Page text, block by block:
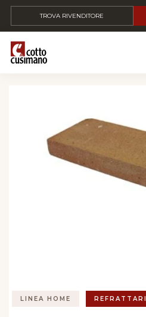
TROVA RIVENDITORE
LINEA HOME REFRATTARI